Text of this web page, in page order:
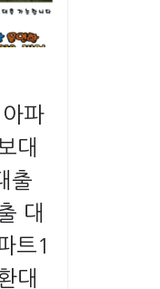
파
대
출
대
트1
대